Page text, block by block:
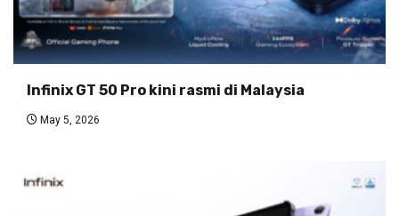
Infinix GT 50 Pro kini rasmi di Malaysia
May 5, 2026